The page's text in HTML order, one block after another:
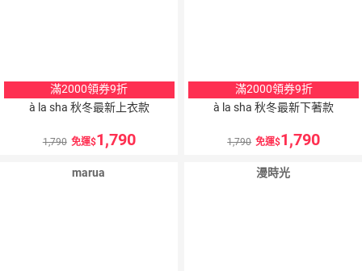
滿2000領券9折
à la sha 秋冬最新上衣款
1,790 免運 1,790
滿2000領券9折
à la sha 秋冬最新下著款
1,790 免運 1,790
marua 漫時光